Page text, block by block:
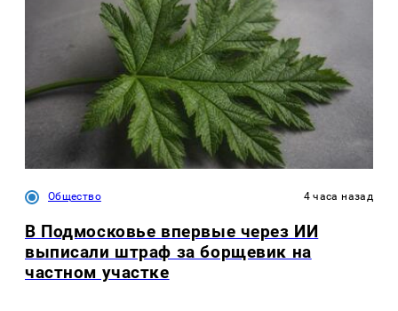
Общество 4 часа назад
В Подмосковье впервые через ИИ
выписали штраф за борщевик на
частном участке